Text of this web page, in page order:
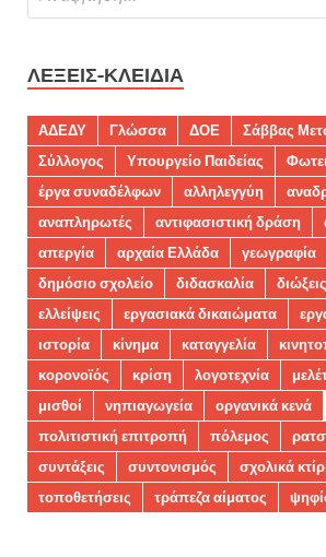
ΛΈΞΕΙΣ-ΚΛΕΙΔΙΆ
ΑΔΕΔΥ Γλώσσα ΔΟΕ
Σάββας
Σύλλογος
Υπουργείο Παιδείας
έργα συναδέλφων
αλληλεγγύη
αναπληρωτές
αντιφασιστική δράση
απεργία
αρχαία Ελλάδα γεωγραφία
δημόσιο σχολείο
διδασκαλία διώξεις
ελλείψεις
εργασιακά δικαιώματα
ιστορία
κίνημα καταγγελία
κορονοϊός
κρίση λογοτεχνία
μισθοί
νηπιαγωγεία
οργανικά κενά
πολιτιστική επιτροπή
πόλεμος
συντάξεις
συντονισμός σχολικά
τοποθετήσεις
τράπεζα αίματος